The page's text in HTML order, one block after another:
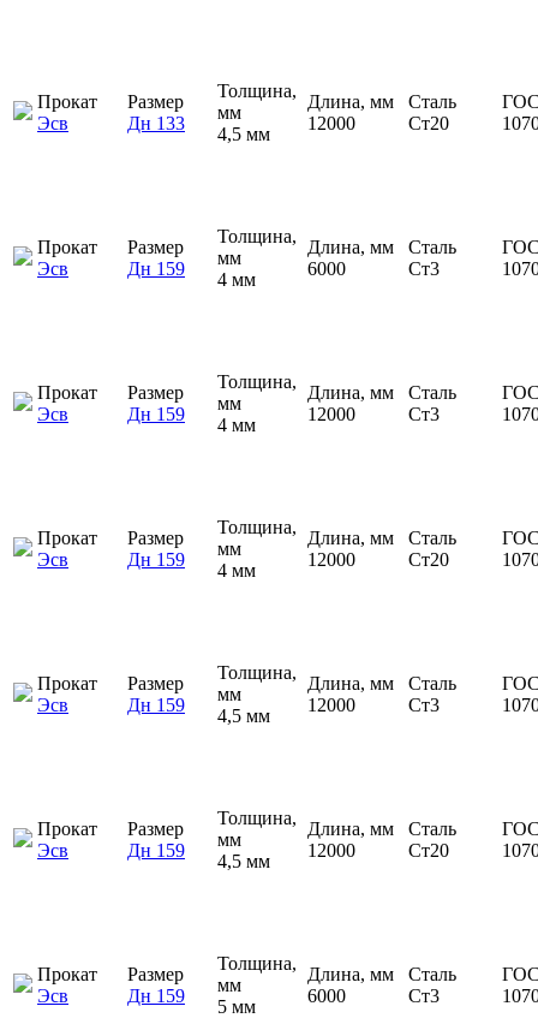
Прокат
Эсв
Размер
Дн 133
Толщина,
мм
4,5 мм
Длина, мм
12000
Сталь
Ст20
Прокат
Эсв
Размер
Дн 159
Толщина,
мм
4 мм
Длина, мм
6000
Сталь
Ст3
Прокат
Эсв
Размер
Дн 159
Толщина,
мм
4 мм
Длина, мм
12000
Сталь
Ст3
Прокат
Эсв
Размер
Дн 159
Толщина,
мм
4 мм
Длина, мм
12000
Сталь
Ст20
Прокат
Эсв
Размер
Дн 159
Толщина,
мм
4,5 мм
Длина, мм
12000
Сталь
Ст3
Прокат
Эсв
Размер
Дн 159
Толщина,
мм
4,5 мм
Длина, мм
12000
Сталь
Ст20
Прокат
Эсв
Размер
Дн 159
Толщина,
мм
5 мм
Длина, мм
6000
Сталь
Ст3